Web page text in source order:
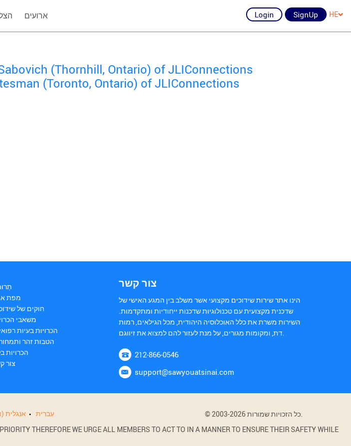
ארועים Login SignUp HE
(Thornhill, Ontario) of JLIConnections
(Toronto, Ontario) of JLIConnections
מפת
חוקים של
משאבי
הכרויות בעיות
הטבות זהר
הכרויות
צור
צור קשר
הינו אתר שירות שידוכים מקצועי אשר משלב בין המגע האישי של
שדכנית מקצועית עם טכנולוגיות שדכנות ייחודיות ומתקדמות.
השירות משרת את כלל האוכלוסיה היהודית, מכל הגילאים, רמות
דת, ומקומות מגורים, על מנת לעזור להם למצוא את זיווגם.
212-866-0546
support@sawyouatsinai.com
אנגלית עִברִית
© 2003-2026 כל הזכויות שמורות.
THEREFORE WE URGE ALL MEMBERS TO ACT TO IN A MANNER TO ENSURE THEIR SAFETY WHILE